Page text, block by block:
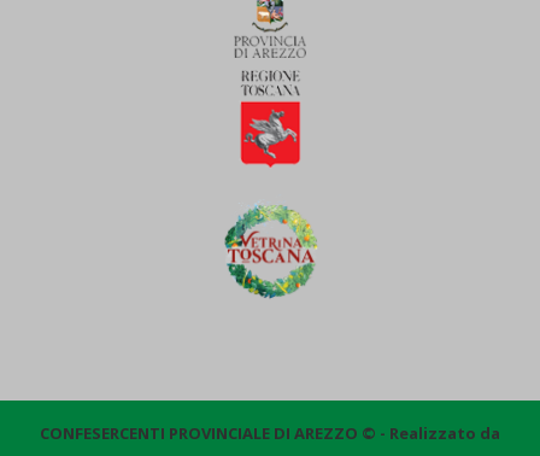
CONFESERCENTI PROVINCIALE DI AREZZO © - Realizzato da